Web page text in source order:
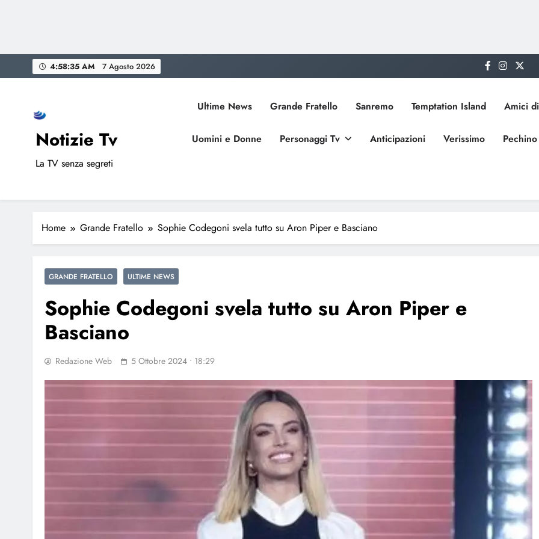
to
4:58:36 AM 7 Agosto 2026
Notizie Tv
La TV senza segreti
Ultime News Grande Fratello Sanremo Temptation Island Amici
Uomini e Donne Personaggi Tv Anticipazioni Verissimo
Home Grande Fratello Sophie Codegoni svela tutto su Aron Piper e Basciano
GRANDE FRATELLO ULTIME NEWS
Sophie Codegoni svela tutto su Aron Piper e
Basciano
Redazione Web 5 Ottobre 2024 • 18:29